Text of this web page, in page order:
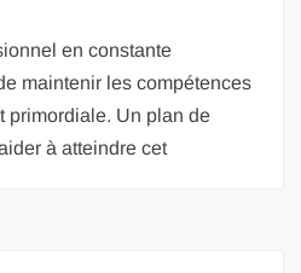
en constante
maintenir les compétences
primordiale. Un plan de
à atteindre cet